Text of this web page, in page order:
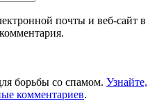
почты и веб-сайт в
борьбы со спамом. Узнайте,
комментариев.